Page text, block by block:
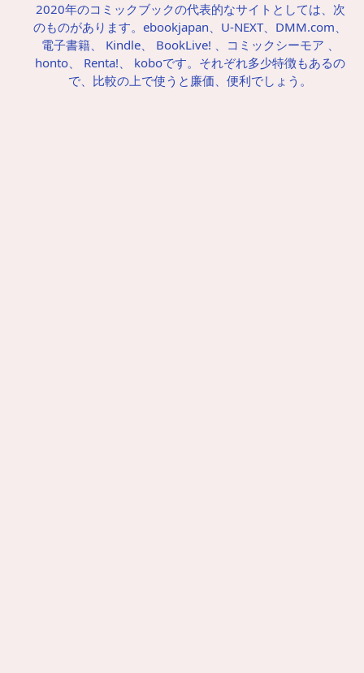
2020年のコミックブックの代表的なサイトとしては、次
のものがあります。ebookjapan、U-NEXT、DMM.com、
電子書籍、 Kindle、 BookLive! 、コミックシーモア 、
honto、 Renta!、 koboです。それぞれ多少特徴もあるの
で、比較の上で使うと廉価、便利でしょう。